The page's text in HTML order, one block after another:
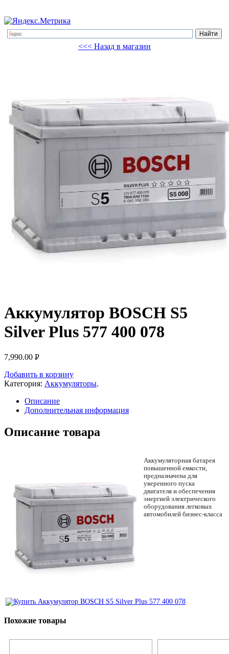
<<< Назад в магазин
Аккумулятор BOSCH S5
Silver Plus 577 400 078
7,990.00 Р
Добавить в корзину
Категория: Аккумуляторы.
Описание
Дополнительная информация
Описание товара
Аккумуляторная батарея
повышенной емкости,
предназначена для
уверенного пуска
двигателя и обеспечения
энергией электрического
оборудования легковых
автомобилей бизнес-класса
Похожие товары